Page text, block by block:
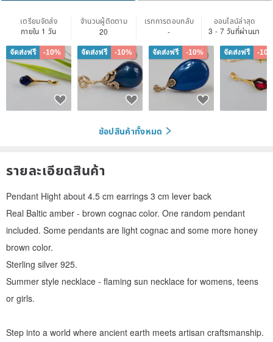
เตรียมจัดส่ง
ภายใน 1 วัน
จำนวนผู้ติดตาม
20
เรทการตอบกลับ
-
ออนไลน์ล่าสุด
3 - 7 วันที่ผ่านมา
จัดส่งฟรี -10% จัดส่งฟรี -10% จัดส่งฟรี -10% จัดส่งฟรี -
ช้อปสินค้าทั้งหมด
รายละเอียดสินค้า
Pendant Hight about 4.5 cm earrings 3 cm lever back
Real Baltic amber - brown cognac color. One random pendant
included. Some pendants are light cognac and some more honey
brown color.
Sterling silver 925.
Summer style necklace - flaming sun necklace for womens, teens
or girls.
Step into a world where ancient earth meets artisan craftsmanship.